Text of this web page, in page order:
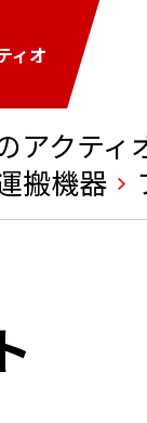
ィオ
アクティ
搬機器